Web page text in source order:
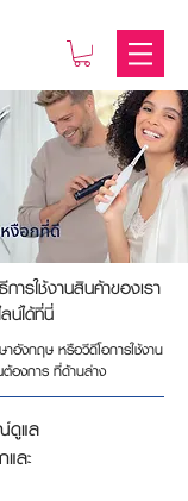
ารใช้งานสินค้าของเรา
น์ได้ที่นี่
อังกฤษ หรือวีดีโอการใช้งาน
องการ ที่ด้านล่าง
ดูแล
ละ